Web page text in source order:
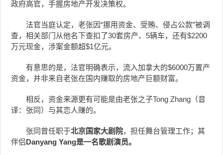
政府高官，手握房地产开发决策权。
法官当庭认定，老张因“挪用资金、受贿、侵占公款”被调
查，相关部门从他名下查扣了30套房产、5辆车，还有$2200
万元现金，涉案金额超$1亿元。
有意思的是，法官明确表示，流入加拿大的$6000万置产
资金，并非来自老张在国内赚取的房地产巨额财富。
相反，资金来源更有可能是由老张之子Tong Zhang（音
译：张同）与其恋人赚的。
张同曾任职于北京国家大剧院，担任舞台管理工作；其
伴侣Danyang Yang是一名歌剧演员。